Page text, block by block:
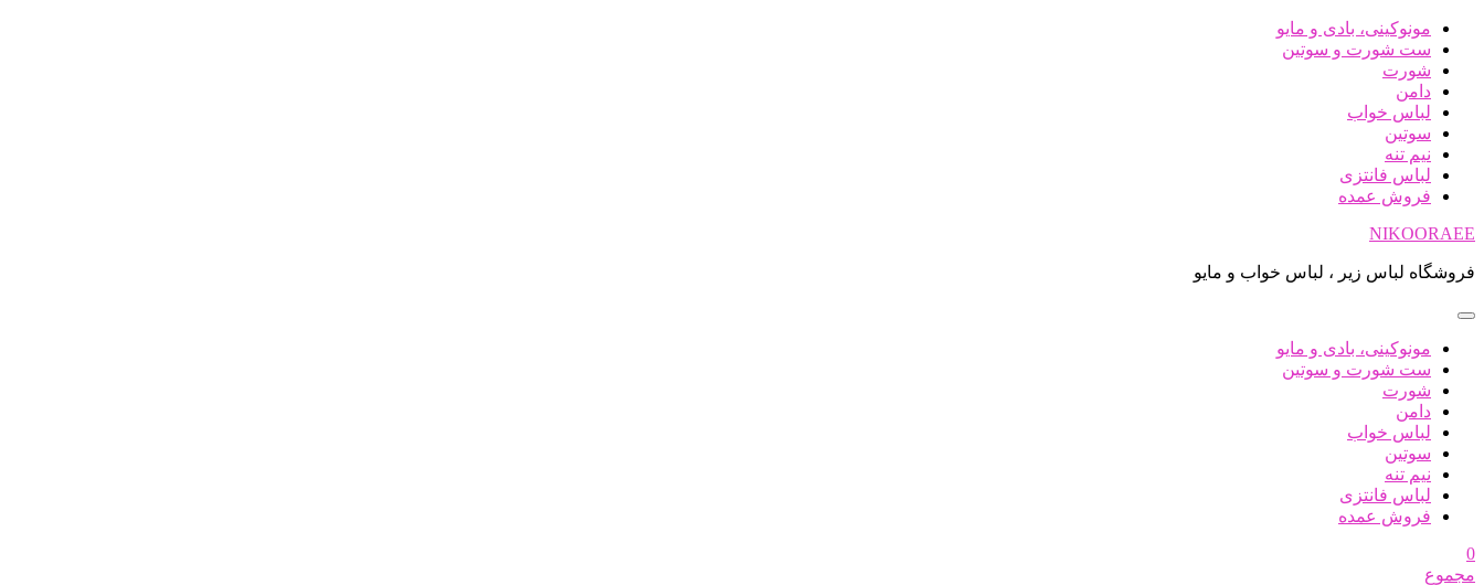
پرش
محتوا
مونوکینی، بادی و مایو
ست شورت و سوتین
شورت
دامن
لباس خواب
سوتین
نیم تنه
لباس فانتزی
فروش عمده
NIKOORAEE
فروشگاه لباس زیر ، لباس خواب و مایو
مونوکینی، بادی و مایو
ست شورت و سوتین
شورت
دامن
لباس خواب
سوتین
نیم تنه
لباس فانتزی
فروش عمده
0
مجموع